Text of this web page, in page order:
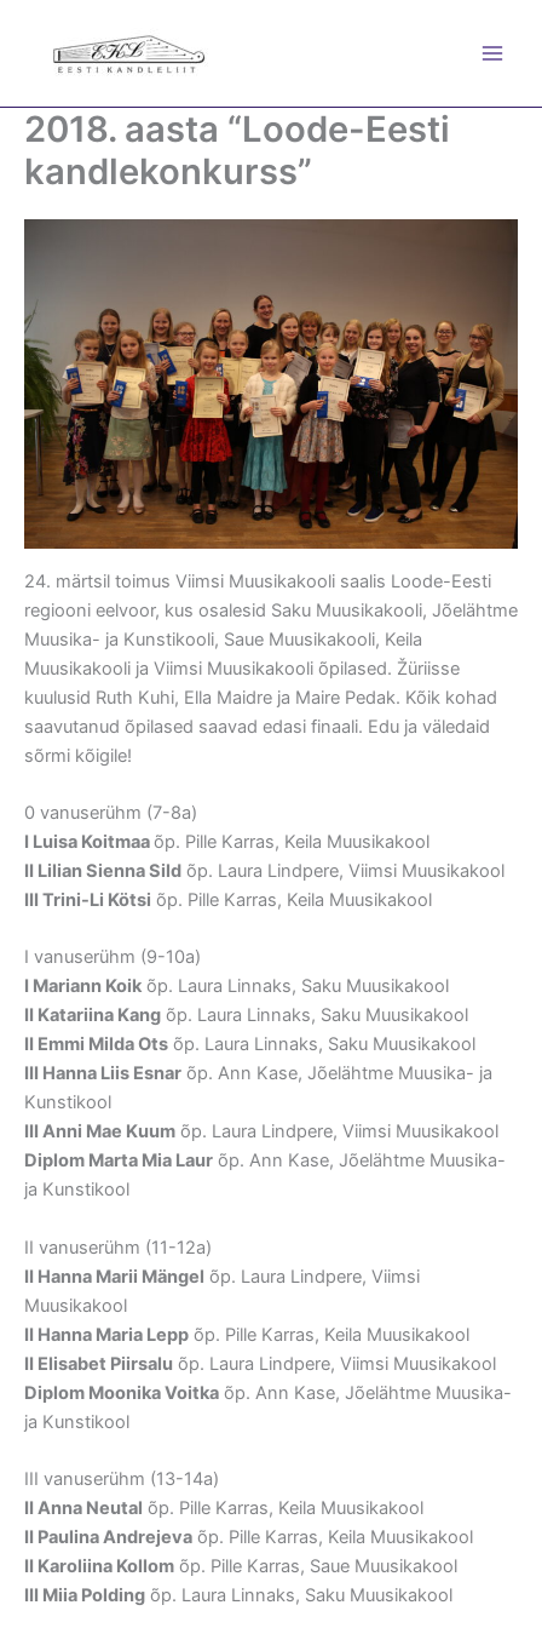
content
2018. aasta “Loode-Eesti
kandlekonkurss”
24. märtsil toimus Viimsi Muusikakooli saalis Loode-Eesti
regiooni eelvoor, kus osalesid Saku Muusikakooli, Jõelähtme
Muusika- ja Kunstikooli, Saue Muusikakooli, Keila
Muusikakooli ja Viimsi Muusikakooli õpilased. Žüriisse
kuulusid Ruth Kuhi, Ella Maidre ja Maire Pedak. Kõik kohad
saavutanud õpilased saavad edasi finaali. Edu ja väledaid
sõrmi kõigile!
0 vanuserühm (7-8a)
I Luisa Koitmaaõp. Pille Karras, Keila Muusikakool
II Lilian Sienna Sild õp. Laura Lindpere, Viimsi Muusikakool
III Trini-Li Kötsi õp. Pille Karras, Keila Muusikakool
I vanuserühm (9-10a)
I Mariann Koik õp. Laura Linnaks, Saku Muusikakool
II Katariina Kang õp. Laura Linnaks, Saku Muusikakool
II Emmi Milda Ots õp. Laura Linnaks, Saku Muusikakool
III Hanna Liis Esnar õp. Ann Kase, Jõelähtme Muusika- ja
Kunstikool
III Anni Mae Kuum õp. Laura Lindpere, Viimsi Muusikakool
Diplom Marta Mia Laur õp. Ann Kase, Jõelähtme Muusika-
ja Kunstikool
II vanuserühm (11-12a)
II Hanna Marii Mängel õp. Laura Lindpere, Viimsi
Muusikakool
II Hanna Maria Lepp õp. Pille Karras, Keila Muusikakool
II Elisabet Piirsalu õp. Laura Lindpere, Viimsi Muusikakool
Diplom Moonika Voitka õp. Ann Kase, Jõelähtme Muusika-
ja Kunstikool
III vanuserühm (13-14a)
II Anna Neutal õp. Pille Karras, Keila Muusikakool
II Paulina Andrejeva õp. Pille Karras, Keila Muusikakool
II Karoliina Kollom õp. Pille Karras, Saue Muusikakool
III Miia Polding õp. Laura Linnaks, Saku Muusikakool